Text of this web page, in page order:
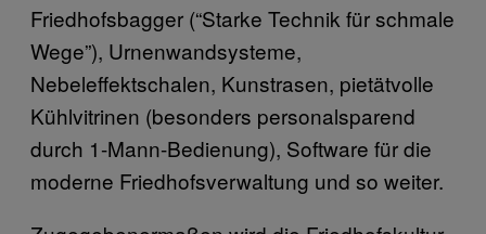
Friedhofsbagger (“Starke Technik für schmale
Wege”), Urnenwandsysteme,
Nebeleffektschalen, Kunstrasen, pietätvolle
Kühlvitrinen (besonders personalsparend
durch 1-Mann-Bedienung), Software für die
moderne Friedhofsverwaltung und so weiter.